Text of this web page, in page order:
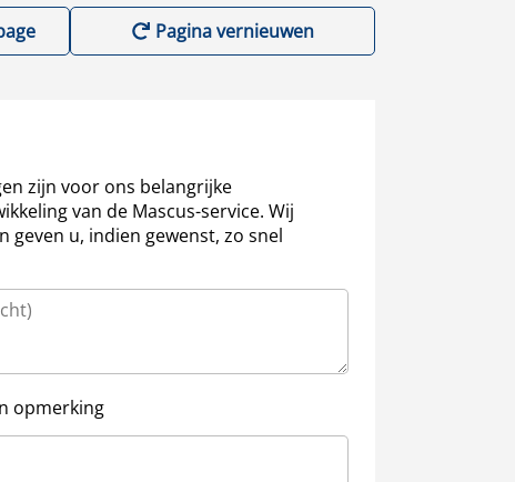
Pagina vernieuwen
zijn voor ons belangrijke
van de Mascus-service. Wij
geven u, indien gewenst, zo snel
opmerking